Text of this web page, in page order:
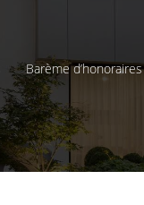
Barème d’honoraires